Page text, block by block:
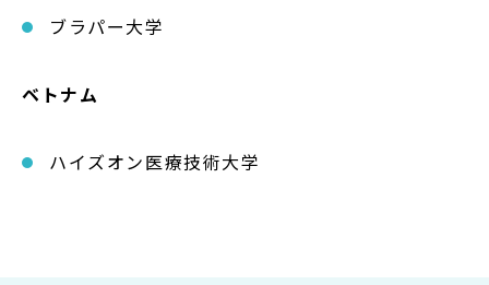
ブラパー大学
ベトナム
ハイズオン医療技術大学